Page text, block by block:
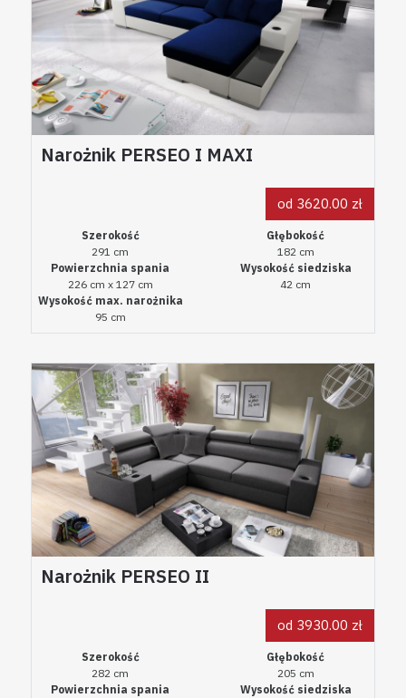
Narożnik PERSEO I MAXI
od 3620.00 zł
Szerokość
291 cm
Głębokość
182 cm
Powierzchnia spania
226 cm x 127 cm
Wysokość siedziska
42 cm
Wysokość max. narożnika
95 cm
Narożnik PERSEO II
od 3930.00 zł
Szerokość
282 cm
Głębokość
205 cm
Powierzchnia spania
Wysokość siedziska